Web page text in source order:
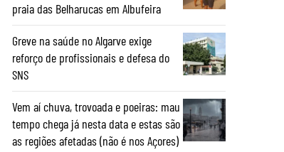
praia das Belharucas em Albufeira
Greve na saúde no Algarve exige
reforço de profissionais e defesa do
SNS
Vem aí chuva, trovoada e poeiras: mau
tempo chega já nesta data e estas são
as regiões afetadas (não é nos Açores)